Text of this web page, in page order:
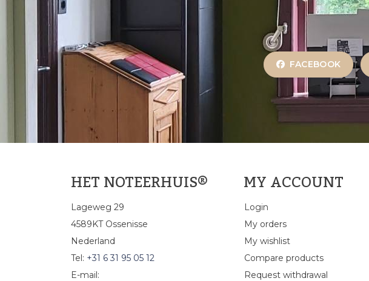
FACEBOOK
HET NOTEERHUIS®
Lageweg 29
4589KT Ossenisse
Nederland
Tel: +31 6 31 95 05 12
E-mail:
MY ACCOUNT
Login
My orders
My wishlist
Compare products
Request withdrawal